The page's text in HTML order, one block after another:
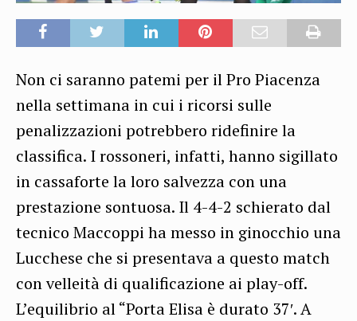
Non ci saranno patemi per il Pro Piacenza
nella settimana in cui i ricorsi sulle
penalizzazioni potrebbero ridefinire la
classifica. I rossoneri, infatti, hanno sigillato
in cassaforte la loro salvezza con una
prestazione sontuosa. Il 4-4-2 schierato dal
tecnico Maccoppi ha messo in ginocchio una
Lucchese che si presentava a questo match
con velleità di qualificazione ai play-off.
L’equilibrio al “Porta Elisa è durato 37′. A